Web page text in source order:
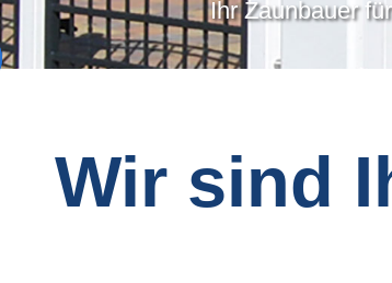
Ihr Zaunbauer
Wir sind